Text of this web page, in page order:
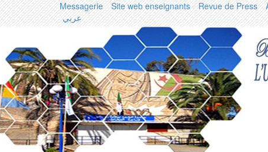
Messagerie Site web enseignants Revue de Press
عربي